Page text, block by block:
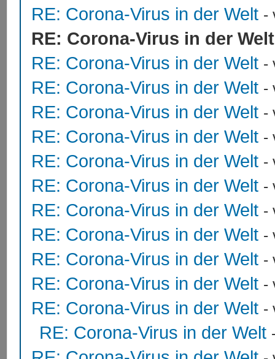
RE: Corona-Virus in der Welt -
RE: Corona-Virus in der Welt
RE: Corona-Virus in der Welt -
RE: Corona-Virus in der Welt -
RE: Corona-Virus in der Welt -
RE: Corona-Virus in der Welt -
RE: Corona-Virus in der Welt -
RE: Corona-Virus in der Welt -
RE: Corona-Virus in der Welt -
RE: Corona-Virus in der Welt -
RE: Corona-Virus in der Welt -
RE: Corona-Virus in der Welt -
RE: Corona-Virus in der Welt -
RE: Corona-Virus in der Welt